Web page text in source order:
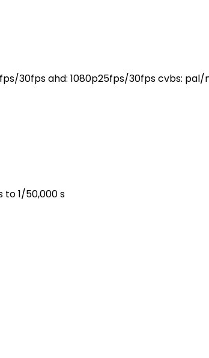
30fps ahd: 1080p25fps/30fps cvbs: pal/
to 1/50,000 s